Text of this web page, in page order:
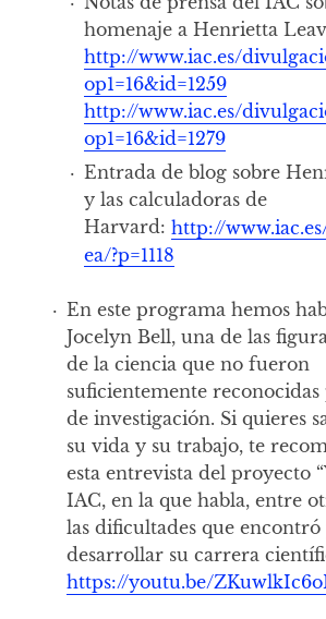
homenaje a Henrietta
http://www.iac.es/
op1=16&id=1259
http://www.iac.es/
op1=16&id=1279
Entrada de blog sobre
y las calculadoras de
Harvard: http://
ea/?p=1118
En este programa hemos
Jocelyn Bell, una de las
de la ciencia que no fueron
suficientemente
de investigación. Si quieres
su vida y su trabajo, te
esta entrevista del proyecto
IAC, en la que habla, entre
las dificultades que encontró
desarrollar su carrera
https://youtu.be/